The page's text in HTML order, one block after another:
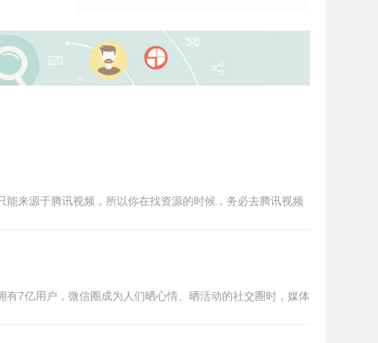
来源于腾讯视频，所以你在找资源的时候，务必去腾讯视频
7亿用户，微信圈成为人们晒心情、晒活动的社交圈时，媒体